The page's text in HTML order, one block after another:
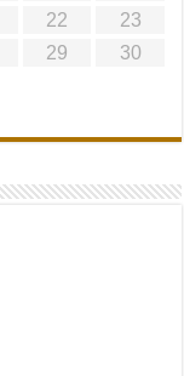
22
23
29
30